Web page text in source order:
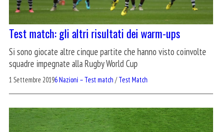
Test match: gli altri risultati dei warm-ups
Si sono giocate altre cinque partite che hanno visto coinvolte
squadre impegnate alla Rugby World Cup
1 Settembre 20196 Nazioni – Test match /Test Match